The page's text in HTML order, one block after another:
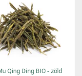
Qing Ding BIO - zöld